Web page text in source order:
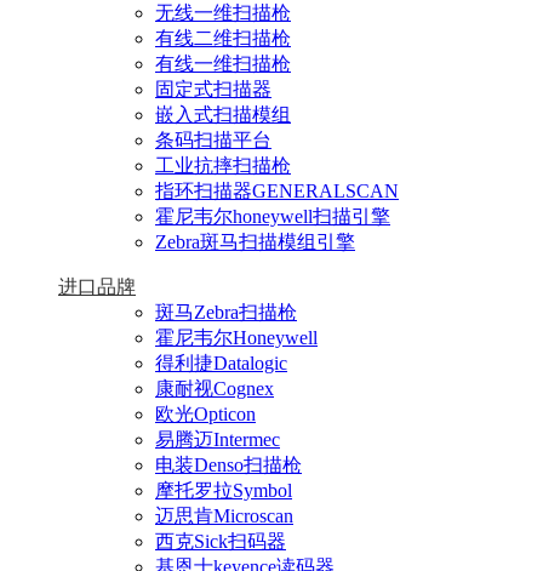
无线一维扫描枪
有线二维扫描枪
有线一维扫描枪
固定式扫描器
嵌入式扫描模组
条码扫描平台
工业抗摔扫描枪
指环扫描器GENERALSCAN
霍尼韦尔honeywell扫描引擎
Zebra斑马扫描模组引擎
进口品牌
斑马Zebra扫描枪
霍尼韦尔Honeywell
得利捷Datalogic
康耐视Cognex
欧光Opticon
易腾迈Intermec
电装Denso扫描枪
摩托罗拉Symbol
迈思肯Microscan
西克Sick扫码器
基恩士keyence读码器